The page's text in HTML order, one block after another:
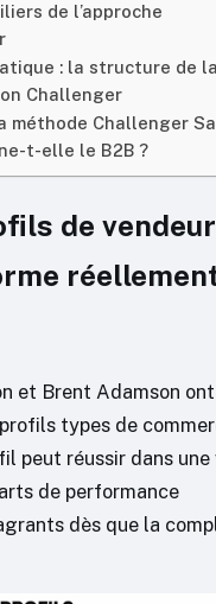
de l’approche
: la structure de la
Challenger
méthode Challenger
t-elle le B2B ?
de
et Brent Adamson ont
types de
peut réussir dans une
de performance
dès que la